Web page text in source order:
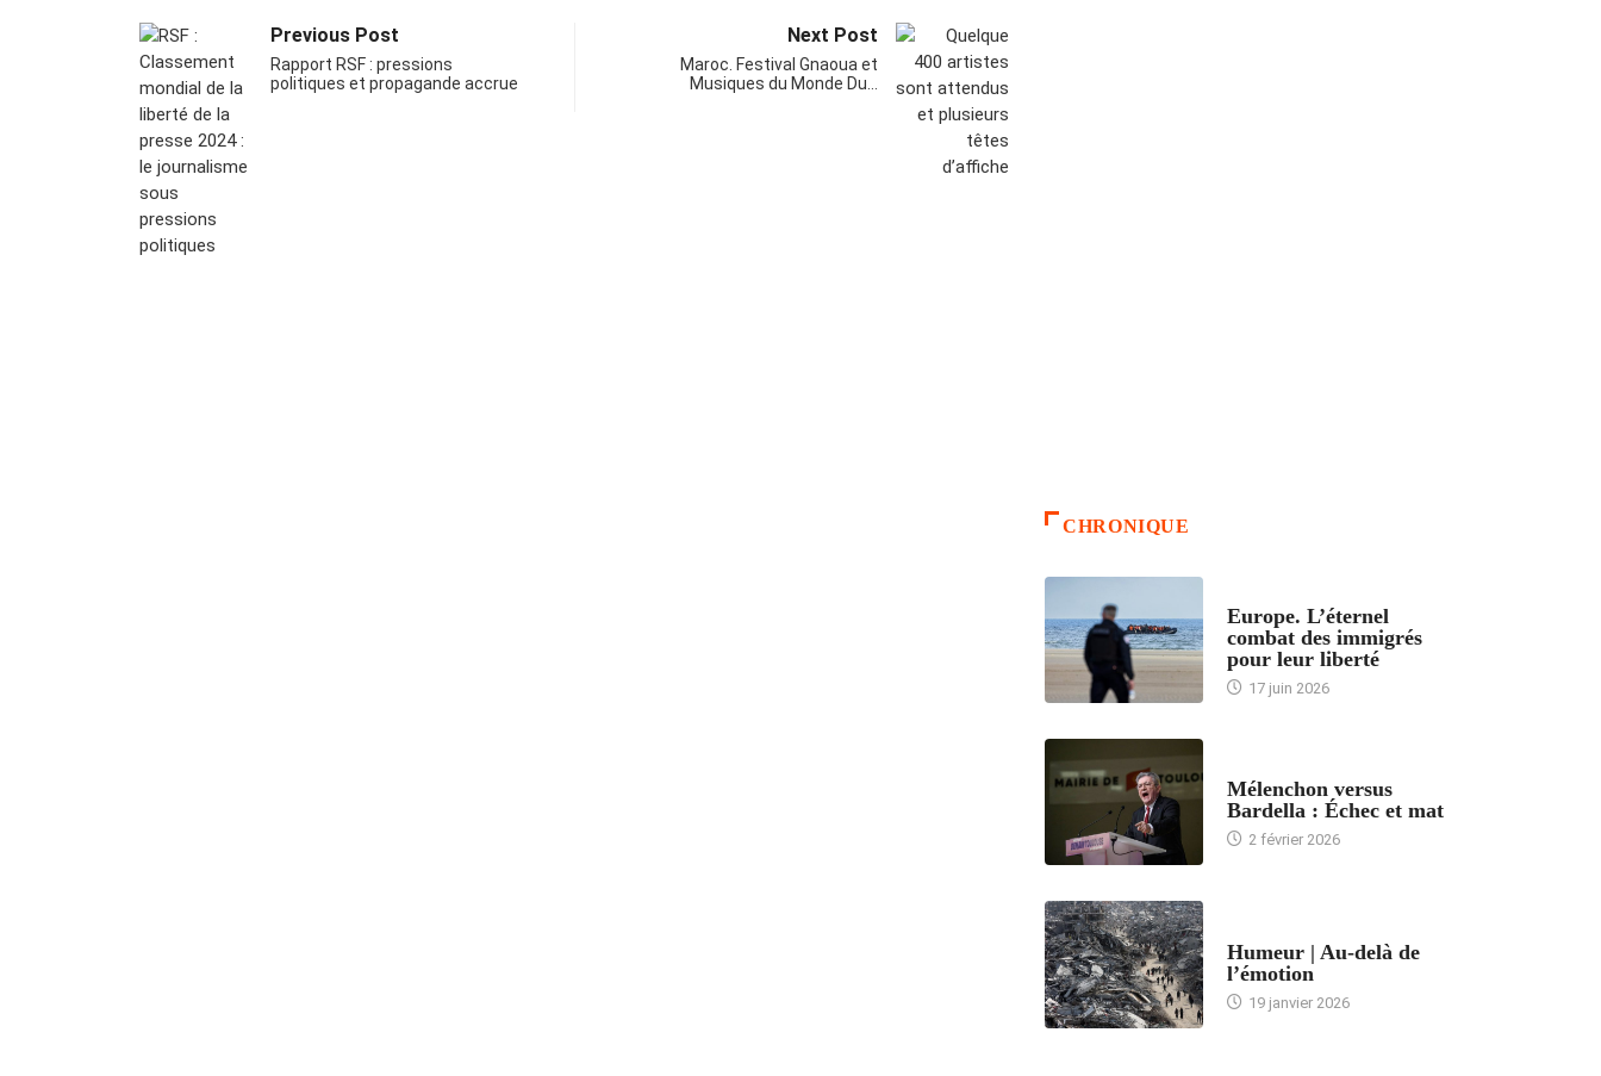
Previous Post
Rapport RSF : pressions
politiques et propagande accrue
Next Post
Maroc. Festival Gnaoua et
Musiques du Monde Du…
CHRONIQUE
Europe. L’éternel
combat des immigrés
pour leur liberté
17 juin 2026
Mélenchon versus
Bardella : Échec et mat
2 février 2026
Humeur | Au-delà de
l’émotion
19 janvier 2026